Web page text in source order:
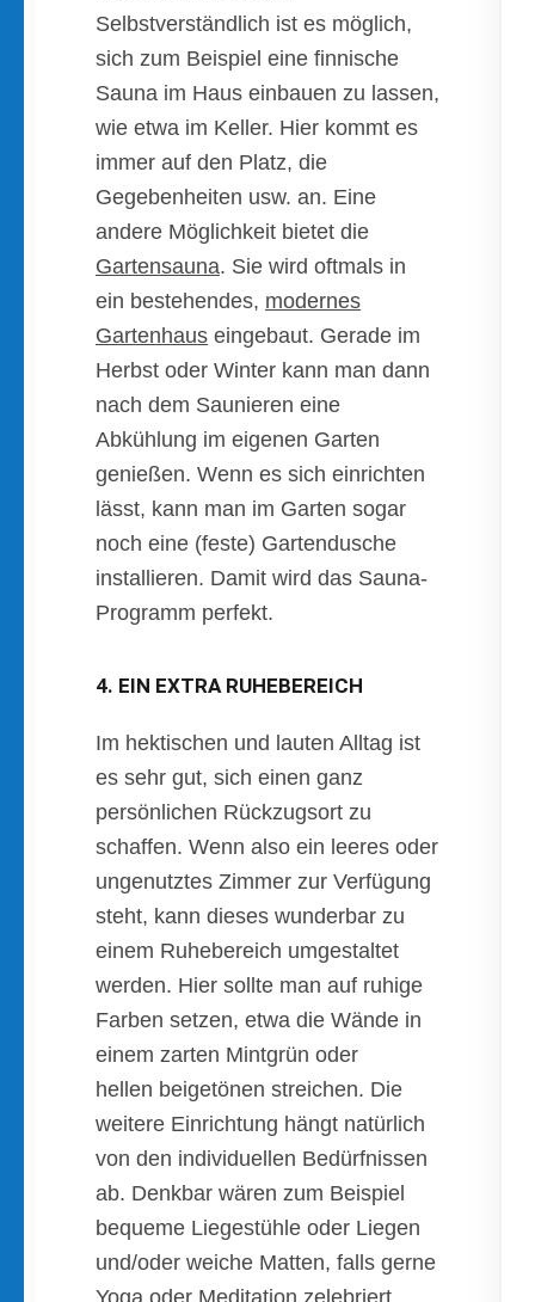
Selbstverständlich ist es möglich,
sich zum Beispiel eine finnische
Sauna im Haus einbauen zu lassen,
wie etwa im Keller. Hier kommt es
immer auf den Platz, die
Gegebenheiten usw. an. Eine
andere Möglichkeit bietet die
Gartensauna. Sie wird oftmals in
ein bestehendes, modernes
Gartenhaus eingebaut. Gerade im
Herbst oder Winter kann man dann
nach dem Saunieren eine
Abkühlung im eigenen Garten
genießen. Wenn es sich einrichten
lässt, kann man im Garten sogar
noch eine (feste) Gartendusche
installieren. Damit wird das Sauna-
Programm perfekt.
4. EIN EXTRA RUHEBEREICH
Im hektischen und lauten Alltag ist
es sehr gut, sich einen ganz
persönlichen Rückzugsort zu
schaffen. Wenn also ein leeres oder
ungenutztes Zimmer zur Verfügung
steht, kann dieses wunderbar zu
einem Ruhebereich umgestaltet
werden. Hier sollte man auf ruhige
Farben setzen, etwa die Wände in
einem zarten Mintgrün oder
hellen beigetönen streichen. Die
weitere Einrichtung hängt natürlich
von den individuellen Bedürfnissen
ab. Denkbar wären zum Beispiel
bequeme Liegestühle oder Liegen
und/oder weiche Matten, falls gerne
Yoga oder Meditation zelebriert